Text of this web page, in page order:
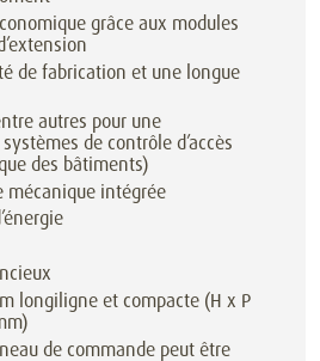
grâce aux modules
de fabrication et une longue
autres pour une
de contrôle d’accès
des bâtiments)
mécanique intégrée
longiligne et compacte (H x P
de commande peut être